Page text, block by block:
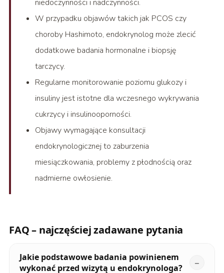
niedoczynności i nadczynności.
W przypadku objawów takich jak PCOS czy
choroby Hashimoto, endokrynolog może zlecić
dodatkowe badania hormonalne i biopsję
tarczycy.
Regularne monitorowanie poziomu glukozy i
insuliny jest istotne dla wczesnego wykrywania
cukrzycy i insulinooporności.
Objawy wymagające konsultacji
endokrynologicznej to zaburzenia
miesiączkowania, problemy z płodnością oraz
nadmierne owłosienie.
FAQ – najczęściej zadawane pytania
Jakie podstawowe badania powinienem
wykonać przed wizytą u endokrynologa?